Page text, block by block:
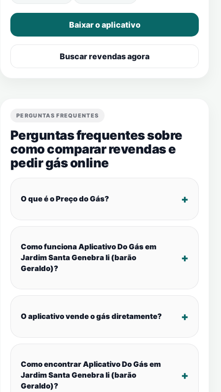
Baixar o aplicativo
Buscar revendas agora
PERGUNTAS FREQUENTES
Perguntas frequentes sobre
como comparar revendas e
pedir gás online
O que é o Preço do Gás?
Como funciona Aplicativo Do Gás em
Jardim Santa Genebra Ii (barão
Geraldo)?
O aplicativo vende o gás diretamente?
Como encontrar Aplicativo Do Gás em
Jardim Santa Genebra Ii (barão
Geraldo)?